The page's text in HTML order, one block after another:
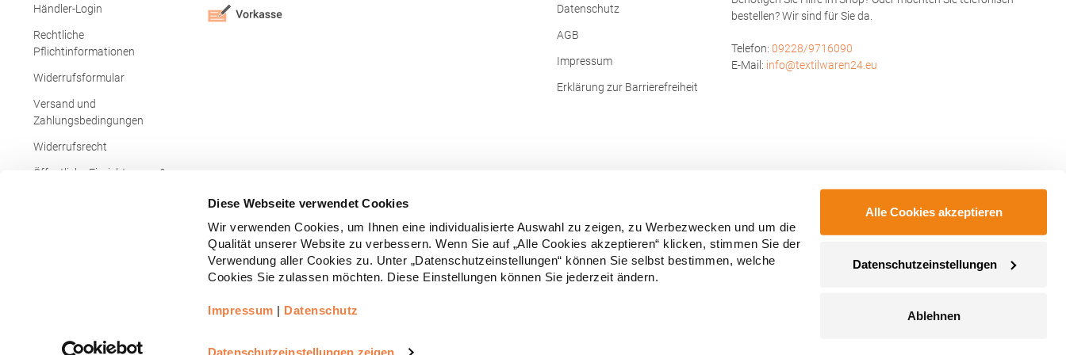
Diese Webseite verwendet Cookies
Wir verwenden Cookies, um Ihnen eine individualisierte Auswahl zu zeigen, zu Werbezwecken und um die
Qualität unserer Website zu verbessern. Wenn Sie auf „Alle Cookies akzeptieren“ klicken, stimmen Sie der
Verwendung aller Cookies zu. Unter „Datenschutzeinstellungen“ können Sie selbst bestimmen, welche
Cookies Sie zulassen möchten. Diese Einstellungen können Sie jederzeit ändern.
Impressum | Datenschutz
Datenschutzeinstellungen zeigen
Alle Cookies akzeptieren
Datenschutzeinstellungen
Ablehnen
Hersteller: Fruit of the Loom International
Ltd., Unit 6, Lisfannon Business Centre, Co.
Donegal, F93 Y2NA Buncrana, Irland E-Mail:
Händler-Login
Rechtliche
Pflichtinformationen
Widerrufsformular
Versand und
Zahlungsbedingungen
Widerrufsrecht
Öffentliche Einrichtungen &
Datenschutz
AGB
Impressum
Erklärung zur Barrierefreiheit
bestellen? Wir sind für Sie da.
Telefon: 09228/9716090
E-Mail: info@textilwaren24.eu
Realisiert durch
arboro GmbH